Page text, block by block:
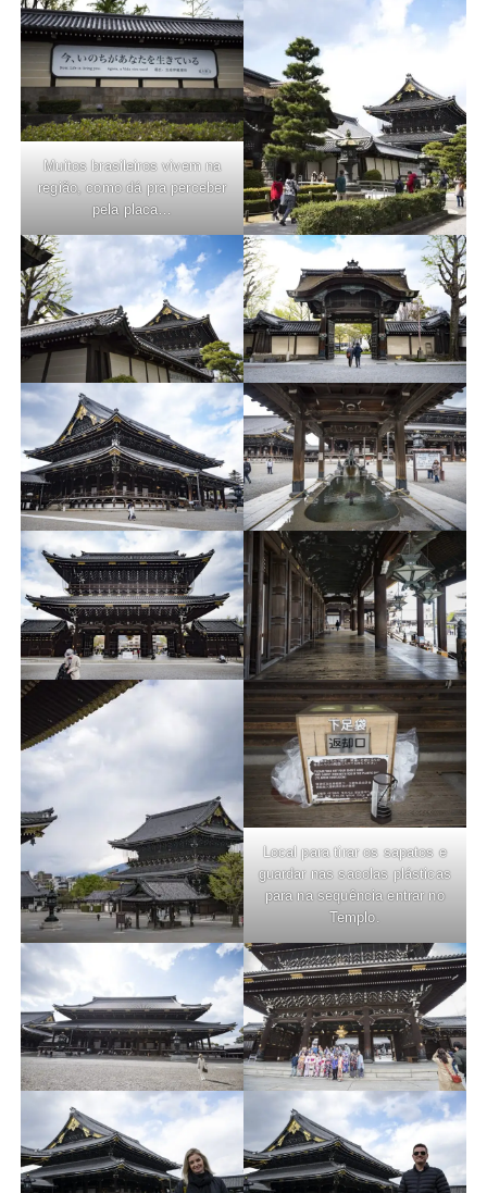
Muitos brasileiros vivem na
região, como dá pra perceber
pela placa…
Local para tirar os sapatos e
guardar nas sacolas plásticas
para na sequência entrar no
Templo.